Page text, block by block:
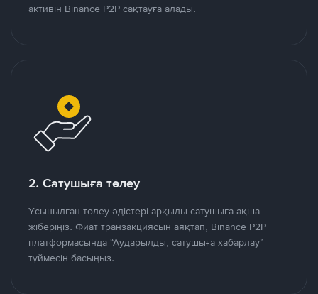
активін Binance P2P сақтауға алады.
2. Сатушыға төлеу
Ұсынылған төлеу әдістері арқылы сатушыға ақша
жіберіңіз. Фиат транзакциясын аяқтап, Binance P2P
платформасында “Аударылды, сатушыға хабарлау”
түймесін басыңыз.